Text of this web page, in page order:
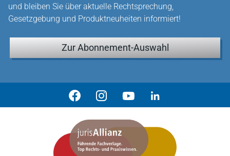
und bleiben Sie über aktuelle Rechtsprechung,
Gesetzgebung und Produktneuheiten informiert!
Zur Abonnement-Auswahl